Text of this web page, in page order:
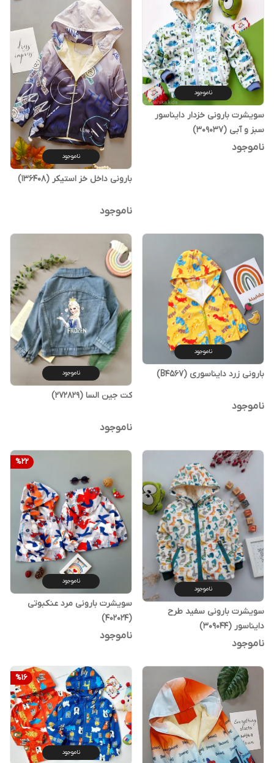
ناموجود
سویشرت بارونی خزدار دایناسور
سبز و آبی (309037)
ناموجود
ناموجود
بارونی داخل خز استیکر (136408)
ناموجود
ناموجود
بارونی زرد دایناسوری (B4567)
ناموجود
ناموجود
کت جین السا (272829)
ناموجود
ناموجود
سویشرت بارونی سفید طرح
دایناسور (309044)
ناموجود
%22
ناموجود
سویشرت بارونی مرد عنکبوتی
(402024)
ناموجود
%16
ناموجود